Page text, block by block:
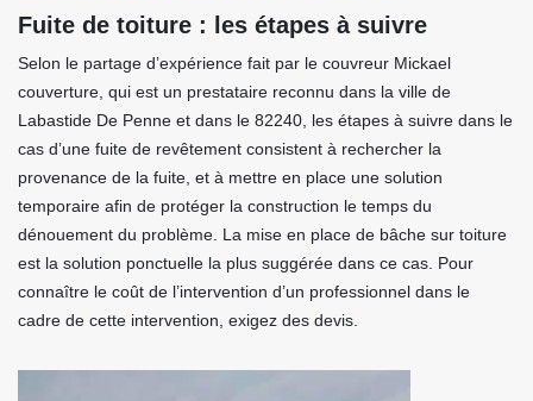
Fuite de toiture : les étapes à suivre
Selon le partage d’expérience fait par le couvreur Mickael
couverture, qui est un prestataire reconnu dans la ville de
Labastide De Penne et dans le 82240, les étapes à suivre dans le
cas d’une fuite de revêtement consistent à rechercher la
provenance de la fuite, et à mettre en place une solution
temporaire afin de protéger la construction le temps du
dénouement du problème. La mise en place de bâche sur toiture
est la solution ponctuelle la plus suggérée dans ce cas. Pour
connaître le coût de l’intervention d’un professionnel dans le
cadre de cette intervention, exigez des devis.